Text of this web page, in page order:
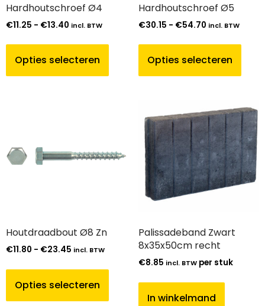
Hardhoutschroef Ø4
€11.25 - €13.40 incl. BTW
Opties selecteren
Hardhoutschroef Ø5
€30.15 - €54.70 incl. BTW
Opties selecteren
Houtdraadbout Ø8 Zn
€11.80 - €23.45 incl. BTW
Opties selecteren
Palissadeband Zwart
8x35x50cm recht
€8.85 incl. BTW per stuk
In winkelmand